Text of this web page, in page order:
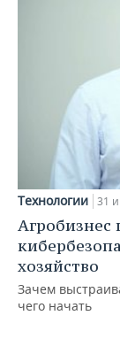
Технологии 31
хозяйство
Зачем
чего начать